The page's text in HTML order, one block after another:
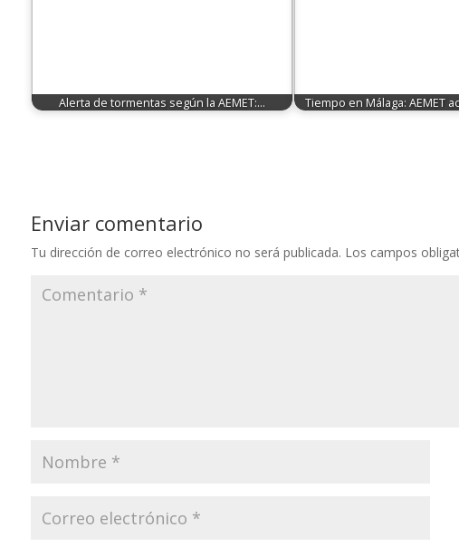
Alerta de tormentas según la AEMET:… Tiempo en Málaga: AEMET
Enviar comentario
Tu dirección de correo electrónico no será publicada. Los campos